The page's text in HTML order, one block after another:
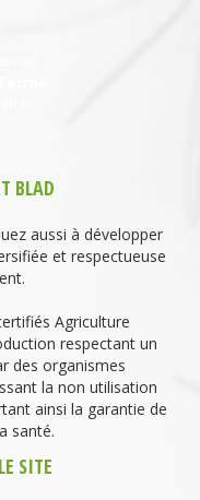
BLAD
aussi à développer
et respectueuse
Agriculture
respectant un
des organismes
la non utilisation
ainsi la garantie de
santé.
LE SITE